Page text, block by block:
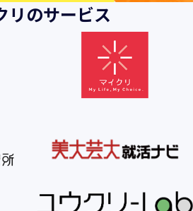
リのサービス